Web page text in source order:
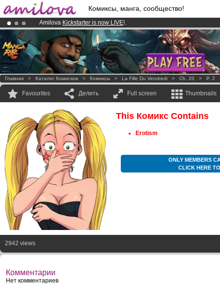
Комиксы, манга, сообщество!
Amilova Kickstarter is now LIVE!.
Premium membership from3.95 eurosper month !Get membership
Already 100000 membersand 1000 comics & mangas!.
Главная > Каталог Комисков > Комиксы > La Fille Du Vendredi > Ch. 20 > P. 2
Favourites Делить Full screen Thumbnails
This Комикс Contains
Erotism
ONLY MEMBERS
CLICK HERE
2942 views
Комментарии
Нет комментариев